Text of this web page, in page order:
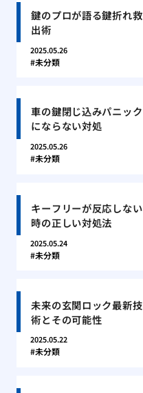
鍵のプロが語る鍵折れ救
出術
2025.05.26
未分類
車の鍵閉じ込みパニック
にならない対処
2025.05.26
未分類
キーフリーが反応しない
時の正しい対処法
2025.05.24
未分類
未来の玄関ロック最新技
術とその可能性
2025.05.22
未分類